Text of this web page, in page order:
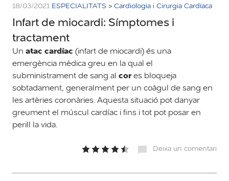
18/03/2021 ESPECIALITATS > Cardiologia i Cirurgia Cardíaca
Infart de miocardi: Símptomes i
tractament
Un atac cardíac (infart de miocardi) és una
emergència mèdica greu en la qual el
subministrament de sang al cores bloqueja
sobtadament, generalment per un coàgul de sang en
les artèries coronàries. Aquesta situació pot danyar
greument el múscul cardíac i fins i tot pot posar en
perill la vida.
Deixa un comentari